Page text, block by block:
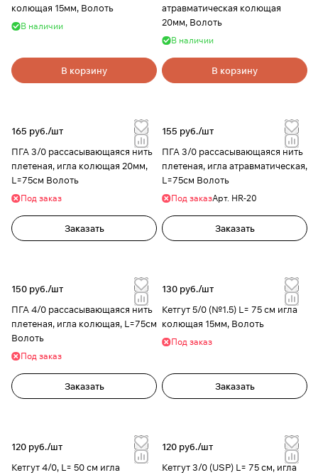
колющая 15мм, Волоть
В наличии
В корзину
атравматическая колющая
20мм, Волоть
В наличии
В корзину
165 руб./шт
ПГА 3/0 рассасывающаяся нить
плетеная, игла колющая 20мм,
L=75см Волоть
Под заказ
Заказать
155 руб./шт
ПГА 3/0 рассасывающаяся нить
плетеная, игла атравматическая,
L=75см Волоть
Под заказАрт. HR-20
Заказать
150 руб./шт
ПГА 4/0 рассасывающаяся нить
плетеная, игла колющая, L=75см
Волоть
Под заказ
Заказать
130 руб./шт
Кетгут 5/0 (№1.5) L= 75 см игла
колющая 15мм, Волоть
Под заказ
Заказать
120 руб./шт
Кетгут 4/0, L= 50 см игла
120 руб./шт
Кетгут 3/0 (USP) L= 75 см, игла